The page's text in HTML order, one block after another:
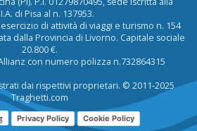
di Pisa al n. 137953.
di attività di viaggi e turismo n. 154
dalla Provincia di Livorno. Capitale sociale
20.800 €.
con numero polizza n.732864315
dai rispettivi proprietari. © 2011-2025
Traghetti.com
Privacy Policy Cookie Policy